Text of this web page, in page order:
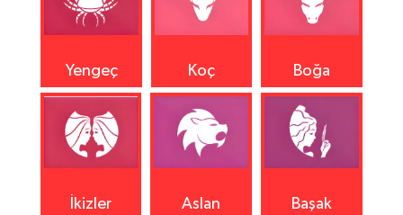
Yengeç Koç Boğa
İkizler Aslan Başak